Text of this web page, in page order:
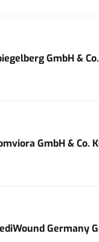
GmbH &
GmbH & Co.
Germany